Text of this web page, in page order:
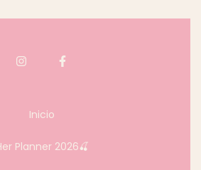
Inicio
Planner 2026🍒